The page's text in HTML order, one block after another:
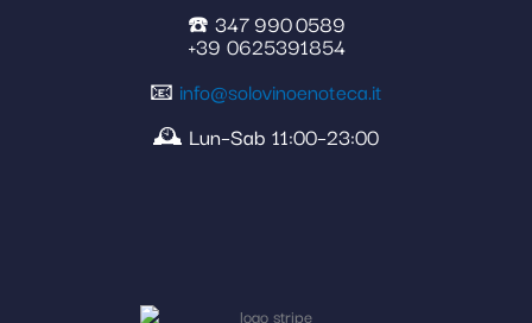
☎️ 347 990 0589
+39 0625391854
📧 info@solovinoenoteca.it
🕰️ Lun–Sab 11:00–23:00